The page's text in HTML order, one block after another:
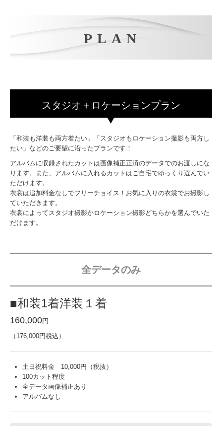
About BiB
BiB成人式・卒業写真館
BiB総合案内
プライバシーポリシー
キャンペーン
PLAN
スタジオ＋ロケーションプラン
「和装も洋装も両方着たい」「スタジオもロケーション撮影も両方し
たい」などのご要望に沿ったプランです！
アルバムに収録されたカットは画像補正正済のデータでのお渡しにな
ります。また、アルバムに入れるカットはご自宅でゆっくり選んでい
ただけます。
衣裳は追加料金なしでフリーチョイス！お気に入りの衣裳でお撮影し
ていただきます。
衣裳によってスタジオ撮影かロケーション撮影どちらかを選んでいた
だけます。
全データのみ
■和装1着洋装１着
160,000円
（176,000円税込）
土日祝料金 10,000円（税抜）
100カット程度
全データ画像補正あり
アルバムなし